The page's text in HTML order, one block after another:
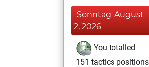
Sonntag, August
2, 2026
You totalled
151 tactics positions